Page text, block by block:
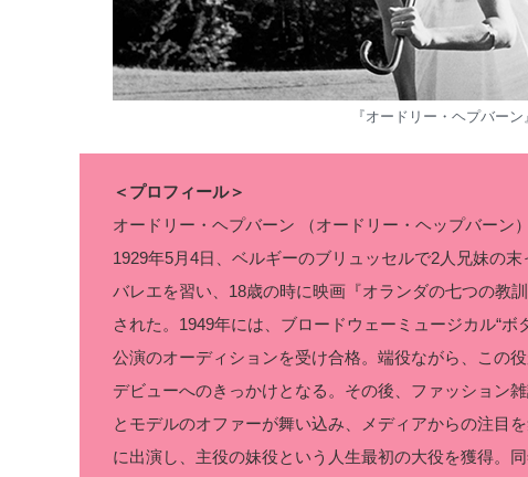
『オードリー・ヘプバーン』
＜プロフィール＞
オードリー・ヘプバーン （オードリー・ヘップバーン）
1929年5月4日、ベルギーのブリュッセルで2人兄妹の
バレエを習い、18歳の時に映画『オランダの七つの教
された。1949年には、ブロードウェーミュージカル“ボ
公演のオーディションを受け合格。端役ながら、この
デビューへのきっかけとなる。その後、ファッション
とモデルのオファーが舞い込み、メディアからの注目
に出演し、主役の妹役という人生最初の大役を獲得。